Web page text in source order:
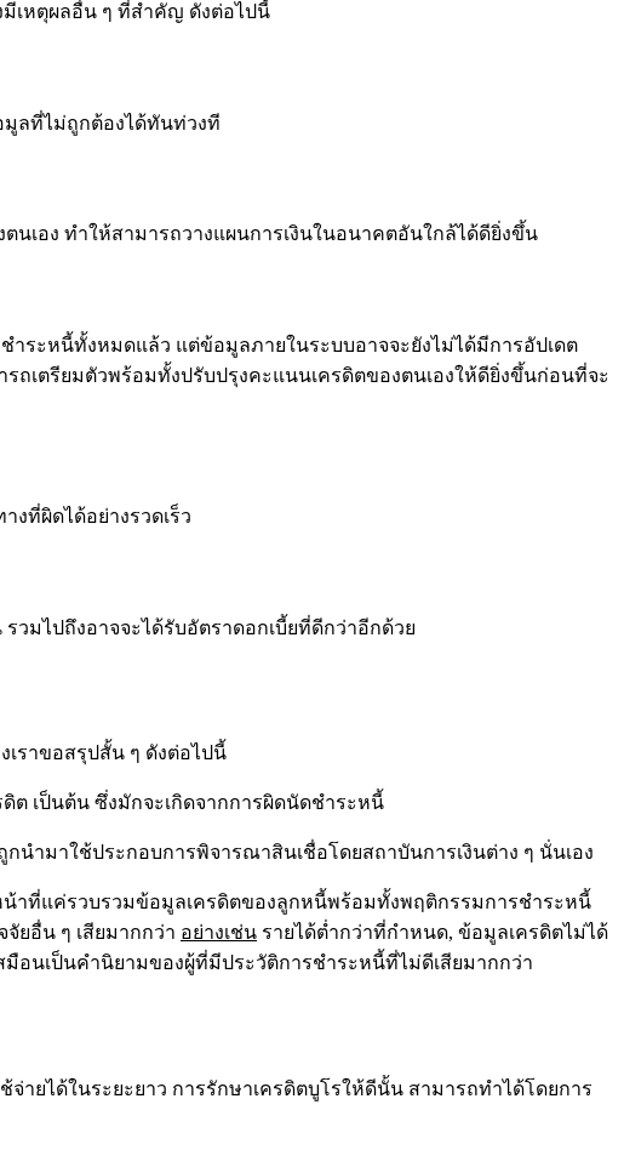
มีเหตุผลอื่น ๆ ที่สำคัญ ดังต่อไปนี้
ลที่ไม่ถูกต้องได้ทันท่วงที
อง ทำให้สามารถวางแผนการเงินในอนาคตอันใกล้ได้ดียิ่งขึ้น
ระหนี้ทั้งหมดแล้ว แต่ข้อมูลภายในระบบอาจจะยังไม่ได้มีการอัปเดต
ถเตรียมตัวพร้อมทั้งปรับปรุงคะแนนเครดิตของตนเองให้ดียิ่งขึ้นก่อนที่จะ
ที่ผิดได้อย่างรวดเร็ว
วมไปถึงอาจจะได้รับอัตราดอกเบี้ยที่ดีกว่าอีกด้วย
ราขอสรุปสั้น ๆ ดังต่อไปนี้
ดิต เป็นต้น ซึ่งมักจะเกิดจากการผิดนัดชำระหนี้
ำมาใช้ประกอบการพิจารณาสินเชื่อโดยสถาบันการเงินต่าง ๆ นั่นเอง
าที่แค่รวบรวมข้อมูลเครดิตของลูกหนี้พร้อมทั้งพฤติกรรมการชำระหนี้
ยอื่น ๆ เสียมากกว่า อย่างเช่น รายได้ต่ำกว่าที่กำหนด, ข้อมูลเครดิตไม่ได้
อนเป็นคำนิยามของผู้ที่มีประวัติการชำระหนี้ที่ไม่ดีเสียมากกว่า
ายได้ในระยะยาว การรักษาเครดิตบูโรให้ดีนั้น สามารถทำได้โดยการ